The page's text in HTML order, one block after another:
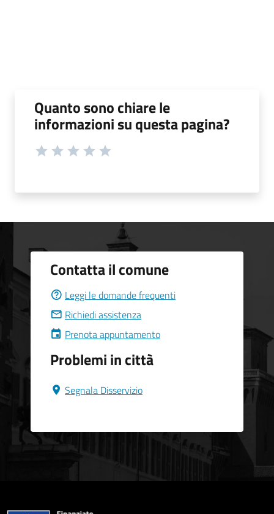
Quanto sono chiare le
informazioni su questa pagina?
Contatta il comune
Leggi le domande frequenti
Richiedi assistenza
Prenota appuntamento
Problemi in città
Segnala Disservizio